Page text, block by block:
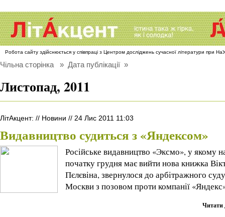
Робота сайту здійснюється у співпраці з Центром досліджень сучасної літератури при
Чільна сторінка » Дата публікації »
Листопад, 2011
ЛітАкцент: // Новини // 24 Лис 2011 11:03
Видавництво судиться з «Яндексом»
Російське видавництво «Эксмо», у якому
початку грудня має вийти нова книжка
Пєлєвіна, звернулося до арбітражного суду
Москви з позовом проти компанії
Читати